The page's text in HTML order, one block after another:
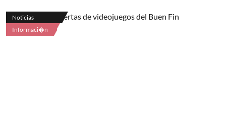
Noticias
Informaci�n